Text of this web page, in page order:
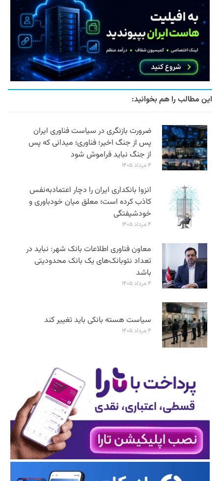
این مطالب را هم بخوانید:
ضرورت بازنگری در سیاست فناوری ایران
پس از جنگ اخیر؛ فناوری؛ میدانی که پس
از جنگ نباید فراموش شود
۴ مرداد ۱۴۰۵
انزوا بانکداری ایران را دچار اعتمادبه‌نفس
کاذب کرده است؛ معلق میان خودباوری و
خودشیفتگی
۴ مرداد ۱۴۰۵
معاون فناوری اطلاعات بانک شهر: نباید در
تعداد نئوبانک‌های یک بانک محدودیتی
باشد
۴ مرداد ۱۴۰۵
سیاست هسته بانکی باید تغییر کند
۴ مرداد ۱۴۰۵